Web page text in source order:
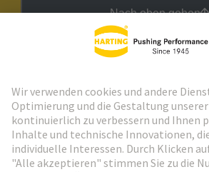
Nach oben gehen
Weiter zur Anmeldung